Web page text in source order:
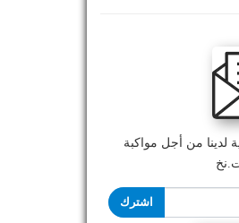
لدينا من أجل مواكبة
اشترك